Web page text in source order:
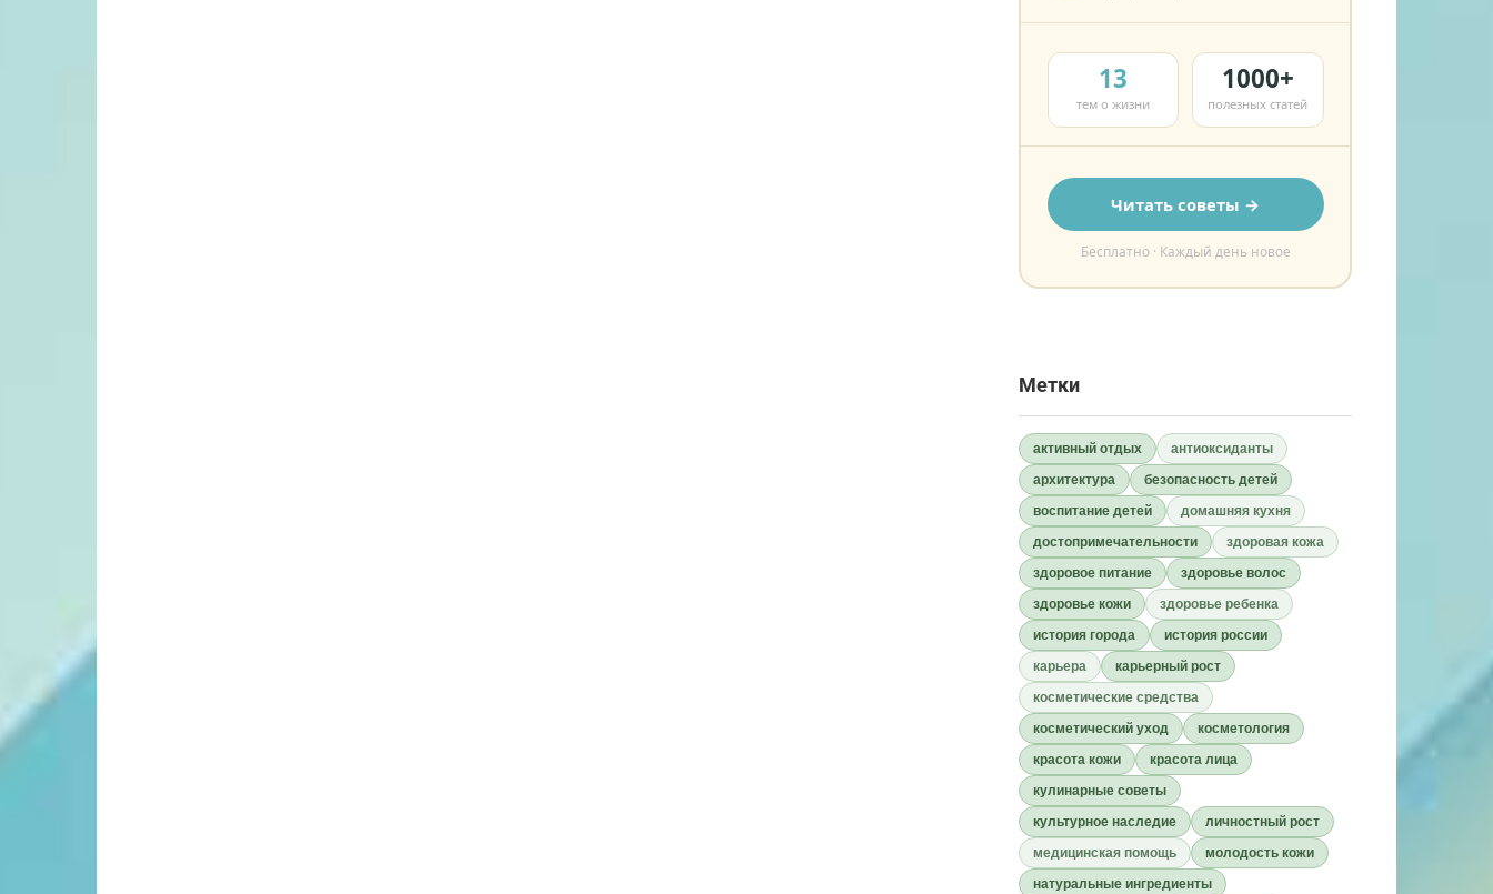
13
тем о жизни
1000+
полезных статей
Читать советы →
Бесплатно · Каждый день новое
Метки
активный отдых
антиоксиданты
архитектура
безопасность детей
воспитание детей
домашняя кухня
достопримечательности
здоровая кожа
здоровое питание
здоровье волос
здоровье кожи
здоровье ребенка
история города
история россии
карьера
карьерный рост
косметические средства
косметический уход
косметология
красота кожи
красота лица
кулинарные советы
культурное наследие
личностный рост
медицинская помощь
молодость кожи
натуральные ингредиенты